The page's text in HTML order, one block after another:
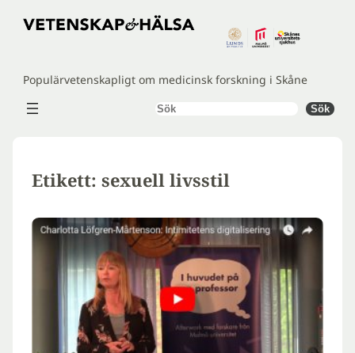
Hoppa
Populärvetenskapligt om medicinsk forskning i Skåne
Sök Sök
Etikett: sexuell livsstil